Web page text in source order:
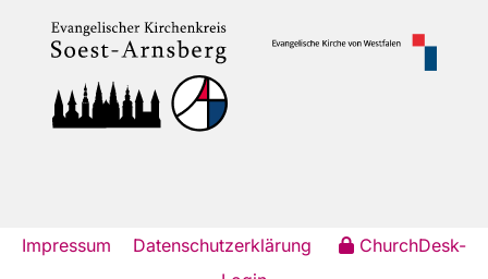
Impressum Datenschutzerklärung
ChurchDesk-